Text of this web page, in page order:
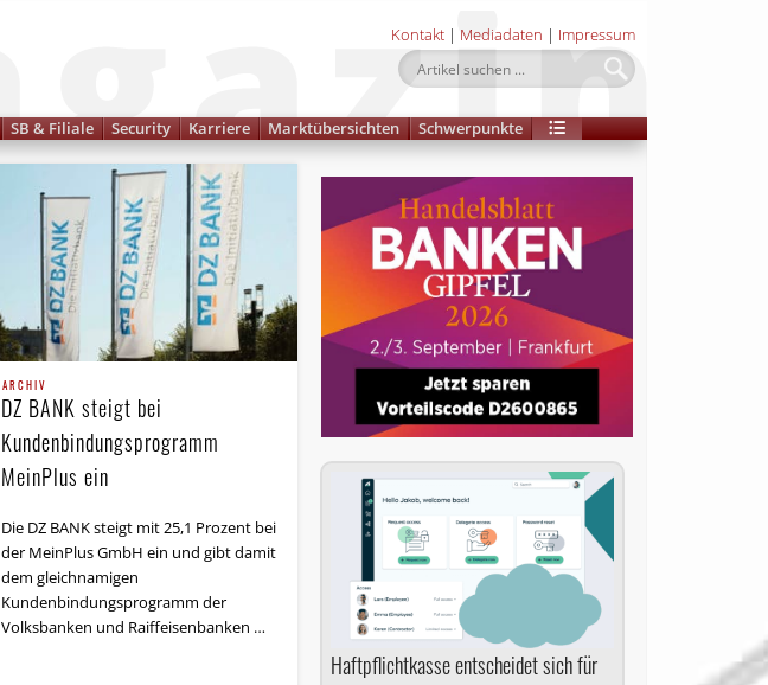
Kontakt | Mediadaten | Impressum
SB & Filiale Security Karriere Marktübersichten Schwerpunkte
ARCHIV
DZ BANK steigt bei
Kundenbindungsprogramm
MeinPlus ein
Die DZ BANK steigt mit 25,1 Prozent bei
der MeinPlus GmbH ein und gibt damit
dem gleichnamigen
Kundenbindungsprogramm der
Volksbanken und Raiffeisenbanken …
Haftpflichtkasse entscheidet sich für